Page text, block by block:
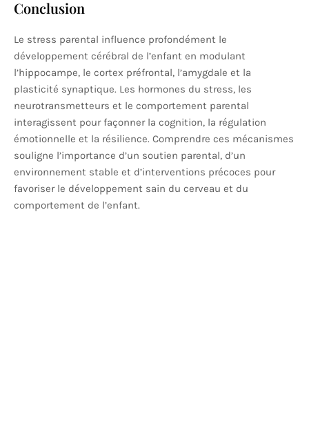
Conclusion
Le stress parental influence profondément le
développement cérébral de l’enfant en modulant
l’hippocampe, le cortex préfrontal, l’amygdale et la
plasticité synaptique. Les hormones du stress, les
neurotransmetteurs et le comportement parental
interagissent pour façonner la cognition, la régulation
émotionnelle et la résilience. Comprendre ces mécanismes
souligne l’importance d’un soutien parental, d’un
environnement stable et d’interventions précoces pour
favoriser le développement sain du cerveau et du
comportement de l’enfant.